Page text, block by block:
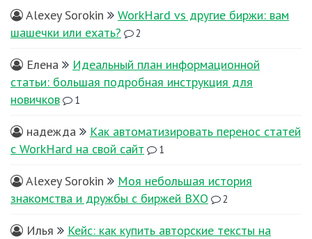
Alexey Sorokin
WorkHard vs другие биржи: вам
шашечки или ехать?
2
Елена
Идеальный план информационной
статьи: большая подробная инструкция для
новичков
1
надежда
Как автоматизировать перенос статей
с WorkHard на свой сайт
1
Alexey Sorokin
Моя небольшая история
знакомства и дружбы с биржей ВХО
2
Илья
Кейс: как купить авторские тексты на